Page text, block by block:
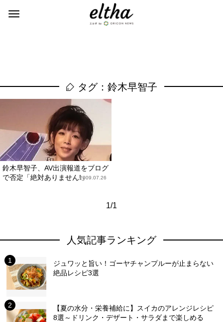
タグ：鈴木早智子
鈴木早智子、AV出演報道をブログ
で否定「絶対ありません!」2009.07.26
1/1
人気記事ランキング
ジュワッと旨い！ゴーヤチャンプルーが止まらない
絶品レシピ3選
【夏の水分・栄養補給に】スイカのアレンジレシピ
8選～ドリンク・デザート・サラダまで楽しめる